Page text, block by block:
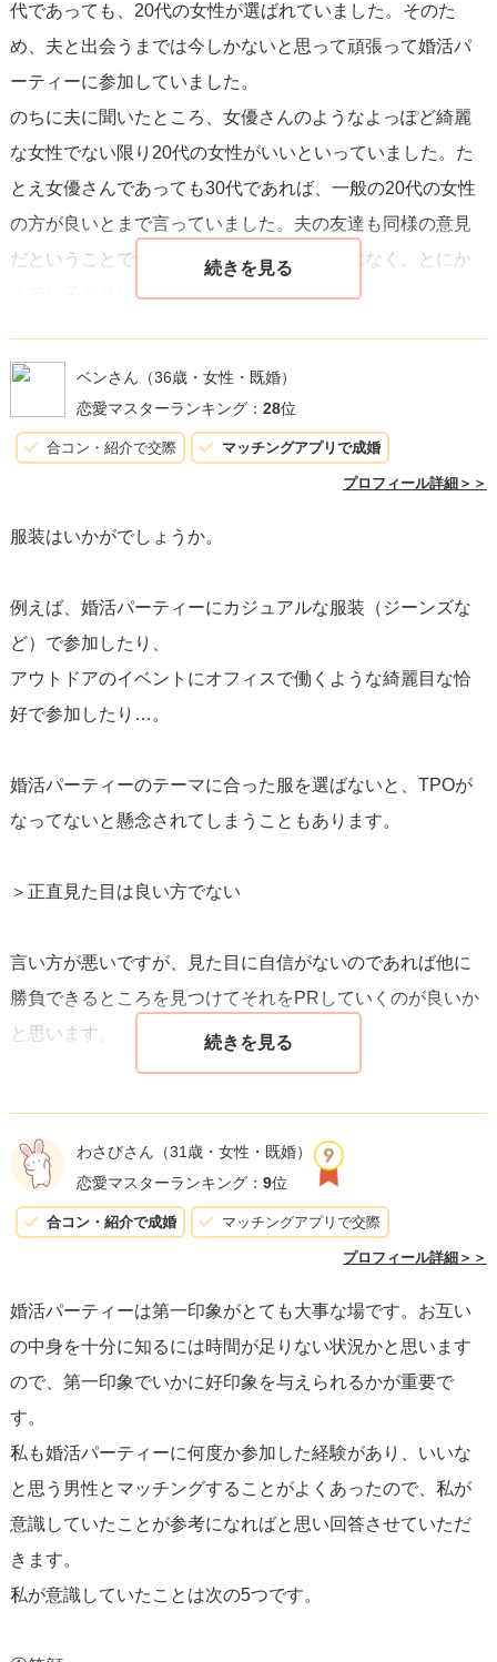
代であっても、20代の女性が選ばれていました。そのた
め、夫と出会うまでは今しかないと思って頑張って婚活パ
ーティーに参加していました。
のちに夫に聞いたところ、女優さんのようなよっぽど綺麗
な女性でない限り20代の女性がいいといっていました。た
とえ女優さんであっても30代であれば、一般の20代の女性
の方が良いとまで言っていました。夫の友達も同様の意見
だということです。特にこれといった理由はなく、とにか
く若い子が良いとのことです。
30代では明確な線引きがあるようです。
ご質問者様はどのようなテーブルの婚活パーティーにご参
加されていますでしょうか。色々なテーマの婚活パーティ
ーがありますので、「30代以上の男女」というようなパー
ご質問様はとても気配りが上手な方だと思いますので、き
ベンさん （36歳・女性・既婚）
恋愛マスターランキング： 28位
合コン・紹介で交際 マッチングアプリで成婚
プロフィール詳細＞＞
服装はいかがでしょうか。
例えば、婚活パーティーにカジュアルな服装（ジーンズな
ど）で参加したり、
アウトドアのイベントにオフィスで働くような綺麗目な恰
好で参加したり…。
婚活パーティーのテーマに合った服を選ばないと、TPOが
なってないと懸念されてしまうこともあります。
＞正直見た目は良い方でない
言い方が悪いですが、見た目に自信がないのであれば他に
勝負できるところを見つけてそれをPRしていくのが良いか
と思います。
トークが面白くてこの人となら人生楽しめそう、と思わせ
るなど。
あとは、参加するパーティーにも気を付けると良いカモ。
例えば20代前半ばかりが集まるようなパーティーに参加し
ても、
年齢的にどうしても不利になります。
お力になれれば幸いです。
応援しております！
わさびさん （31歳・女性・既婚）
恋愛マスターランキング： 9位
合コン・紹介で成婚 マッチングアプリで交際
プロフィール詳細＞＞
婚活パーティーは第一印象がとても大事な場です。お互い
の中身を十分に知るには時間が足りない状況かと思います
ので、第一印象でいかに好印象を与えられるかが重要で
す。
私も婚活パーティーに何度か参加した経験があり、いいな
と思う男性とマッチングすることがよくあったので、私が
意識していたことが参考になればと思い回答させていただ
きます。
私が意識していたことは次の5つです。